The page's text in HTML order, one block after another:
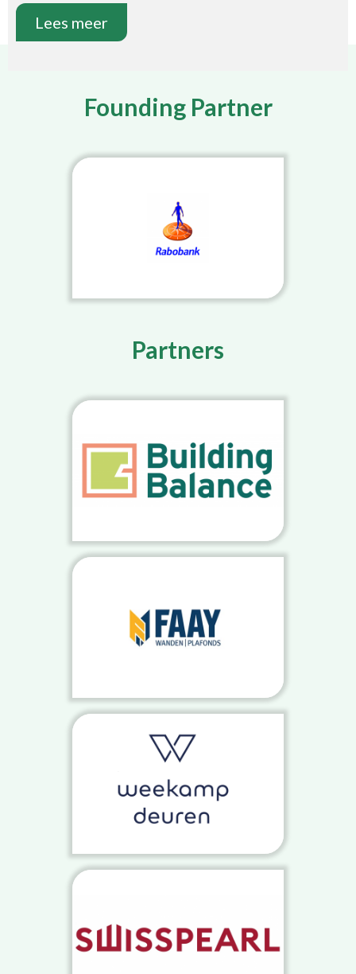
Lees meer
Founding Partner
Partners